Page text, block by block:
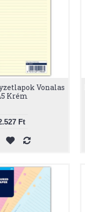
Vonalas
Krém
Ft